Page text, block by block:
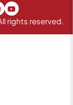
rights reserved.